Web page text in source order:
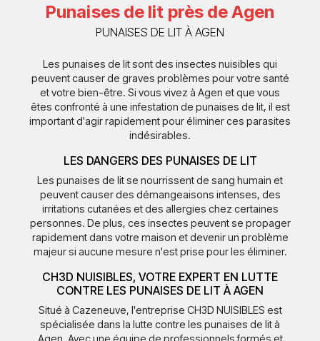
Punaises de lit près de Agen
PUNAISES DE LIT À AGEN
Les punaises de lit sont des insectes nuisibles qui
peuvent causer de graves problèmes pour votre santé
et votre bien-être. Si vous vivez à Agen et que vous
êtes confronté à une infestation de punaises de lit, il est
important d'agir rapidement pour éliminer ces parasites
indésirables.
LES DANGERS DES PUNAISES DE LIT
Les punaises de lit se nourrissent de sang humain et
peuvent causer des démangeaisons intenses, des
irritations cutanées et des allergies chez certaines
personnes. De plus, ces insectes peuvent se propager
rapidement dans votre maison et devenir un problème
majeur si aucune mesure n'est prise pour les éliminer.
CH3D NUISIBLES, VOTRE EXPERT EN LUTTE
CONTRE LES PUNAISES DE LIT À AGEN
Situé à Cazeneuve, l'entreprise CH3D NUISIBLES est
spécialisée dans la lutte contre les punaises de lit à
Agen. Avec une équipe de professionnels formés et